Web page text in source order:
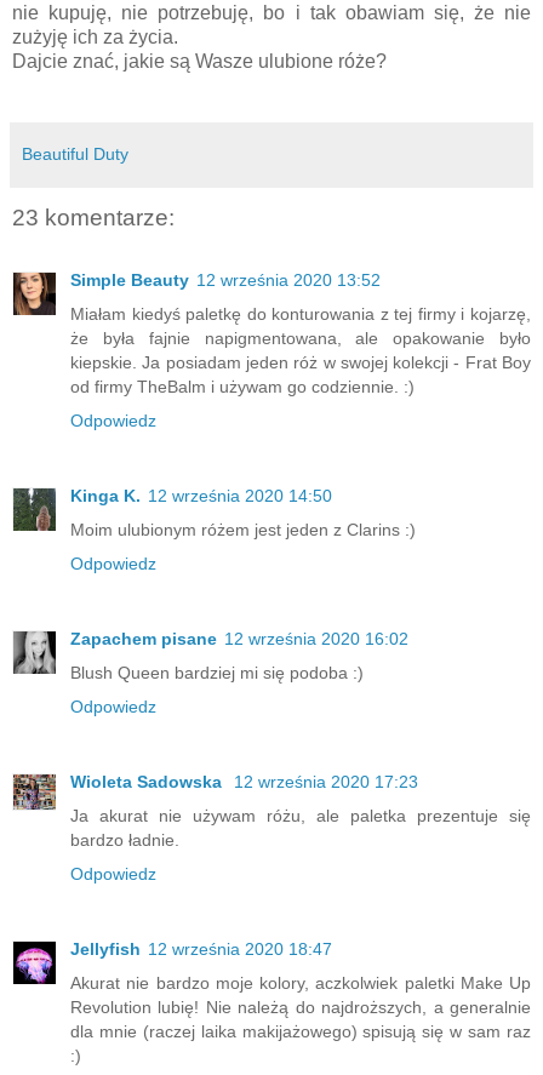
nie kupuję, nie potrzebuję, bo i tak obawiam się, że nie
zużyję ich za życia.
Dajcie znać, jakie są Wasze ulubione róże?
Beautiful Duty
23 komentarze:
Simple Beauty 12 września 2020 13:52
Miałam kiedyś paletkę do konturowania z tej firmy i kojarzę,
że była fajnie napigmentowana, ale opakowanie było
kiepskie. Ja posiadam jeden róż w swojej kolekcji - Frat Boy
od firmy TheBalm i używam go codziennie. :)
Odpowiedz
Kinga K. 12 września 2020 14:50
Moim ulubionym różem jest jeden z Clarins :)
Odpowiedz
Zapachem pisane 12 września 2020 16:02
Blush Queen bardziej mi się podoba :)
Odpowiedz
Wioleta Sadowska
12 września 2020 17:23
Ja akurat nie używam różu, ale paletka prezentuje się
bardzo ładnie.
Odpowiedz
Jellyfish 12 września 2020 18:47
Akurat nie bardzo moje kolory, aczkolwiek paletki Make Up
Revolution lubię! Nie należą do najdroższych, a generalnie
dla mnie (raczej laika makijażowego) spisują się w sam raz
:)